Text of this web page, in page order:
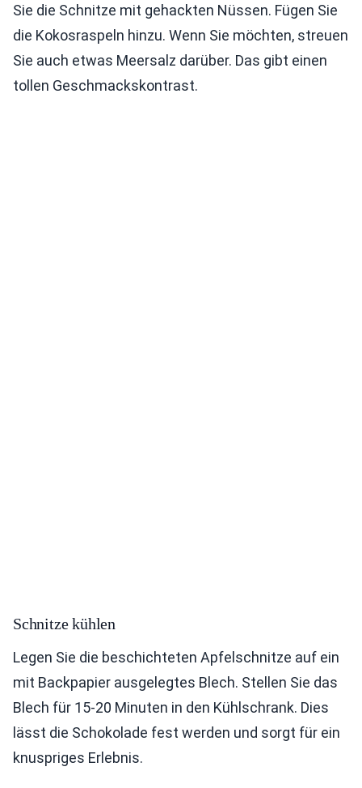
Sie die Schnitze mit gehackten Nüssen. Fügen Sie
die Kokosraspeln hinzu. Wenn Sie möchten, streuen
Sie auch etwas Meersalz darüber. Das gibt einen
tollen Geschmackskontrast.
Schnitze kühlen
Legen Sie die beschichteten Apfelschnitze auf ein
mit Backpapier ausgelegtes Blech. Stellen Sie das
Blech für 15-20 Minuten in den Kühlschrank. Dies
lässt die Schokolade fest werden und sorgt für ein
knuspriges Erlebnis.